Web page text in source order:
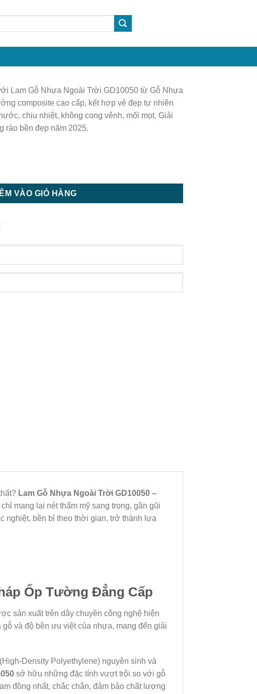
Lam Gỗ Nhựa Ngoài Trời GD10050 từ Gỗ Nhựa
composite cao cấp, kết hợp vẻ đẹp tự nhiên
chịu nhiệt, không cong vênh, mối mọt. Giải
rào bền đẹp năm 2025.
Lam Gỗ Ốp Tường số lượng
VÀO GIỎ HÀNG
Lam Gỗ Nhựa Ngoài Trời GD10050 –
mang lại nét thẩm mỹ sang trọng, gần gũi
nghiệt, bền bỉ theo thời gian, trở thành lựa
Ốp Tường Đẳng Cấp
sản xuất trên dây chuyền công nghệ hiện
và độ bền ưu việt của nhựa, mang đến giải
Density Polyethylene) nguyên sinh và
sở hữu những đặc tính vượt trội so với gỗ
đồng nhất, chắc chắn, đảm bảo chất lượng